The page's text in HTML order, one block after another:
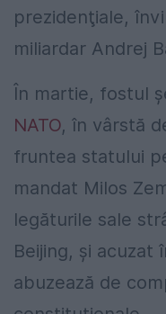
prezidenţiale,
miliardar Andrej
În martie, fostul
NATO, în vârstă
fruntea statului
mandat Milos
legăturile sale
Beijing, şi acuzat
abuzează de